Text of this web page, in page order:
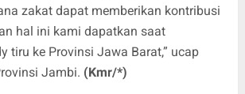
zakat dapat memberikan kontribusi
hal ini kami dapatkan saat
tiru ke Provinsi Jawa Barat,” ucap
Jambi. (Kmr/*)